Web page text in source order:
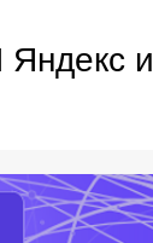
Яндекс и